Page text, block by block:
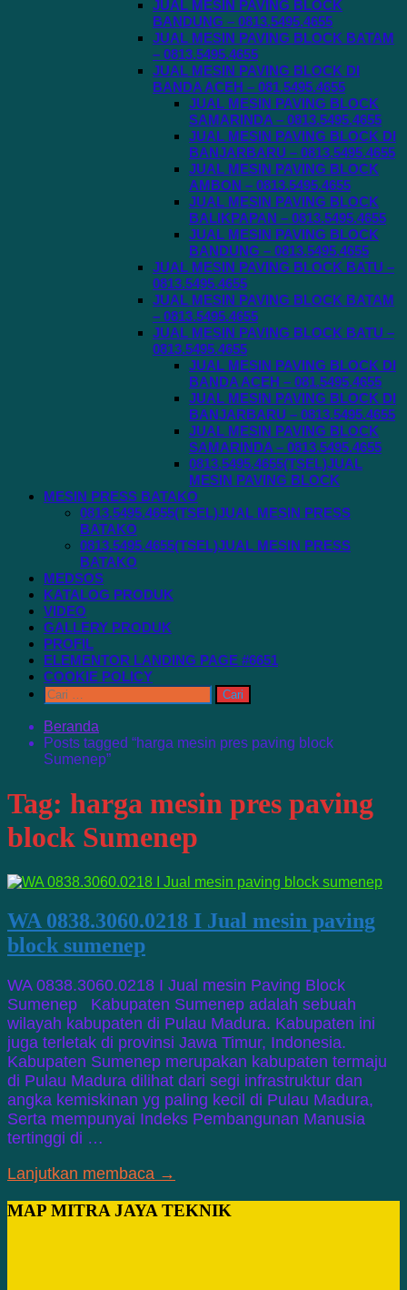
JUAL MESIN PAVING BLOCK
BANDUNG – 0813.5495.4655
JUAL MESIN PAVING BLOCK BATAM
– 0813.5495.4655
JUAL MESIN PAVING BLOCK DI
BANDA ACEH – 081.5495.4655
JUAL MESIN PAVING BLOCK
SAMARINDA – 0813.5495.4655
JUAL MESIN PAVING BLOCK DI
BANJARBARU – 0813.5495.4655
JUAL MESIN PAVING BLOCK
AMBON – 0813.5495.4655
JUAL MESIN PAVING BLOCK
BALIKPAPAN – 0813.5495.4655
JUAL MESIN PAVING BLOCK
BANDUNG – 0813.5495.4655
JUAL MESIN PAVING BLOCK BATU –
0813.5495.4655
JUAL MESIN PAVING BLOCK BATAM
– 0813.5495.4655
JUAL MESIN PAVING BLOCK BATU –
0813.5495.4655
JUAL MESIN PAVING BLOCK DI
BANDA ACEH – 081.5495.4655
JUAL MESIN PAVING BLOCK DI
BANJARBARU – 0813.5495.4655
JUAL MESIN PAVING BLOCK
SAMARINDA – 0813.5495.4655
0813.5495.4655(TSEL)JUAL
MESIN PAVING BLOCK
MESIN PRESS BATAKO
0813.5495.4655(TSEL)JUAL MESIN PRESS
BATAKO
0813.5495.4655(TSEL)JUAL MESIN PRESS
BATAKO
MEDSOS
KATALOG PRODUK
VIDEO
GALLERY PRODUK
PROFIL
ELEMENTOR LANDING PAGE #6651
COOKIE POLICY
Cari
untuk:
Beranda
Posts tagged “harga mesin pres paving block
Sumenep”
Tag: harga mesin pres paving
block Sumenep
WA 0838.3060.0218 I Jual mesin paving
block sumenep
WA 0838.3060.0218 I Jual mesin Paving Block
Sumenep Kabupaten Sumenep adalah sebuah
wilayah kabupaten di Pulau Madura. Kabupaten ini
juga terletak di provinsi Jawa Timur, Indonesia.
Kabupaten Sumenep merupakan kabupaten termaju
di Pulau Madura dilihat dari segi infrastruktur dan
angka kemiskinan yg paling kecil di Pulau Madura,
Serta mempunyai Indeks Pembangunan Manusia
tertinggi di …
Lanjutkan membaca →
MAP MITRA JAYA TEKNIK